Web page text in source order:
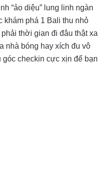
“ảo diệu” lung linh ngàn
khám phá 1 Bali thu nhỏ
thời gian đi đâu thật xa
nhà bóng hay xích đu vô
checkin cực xịn để bạn